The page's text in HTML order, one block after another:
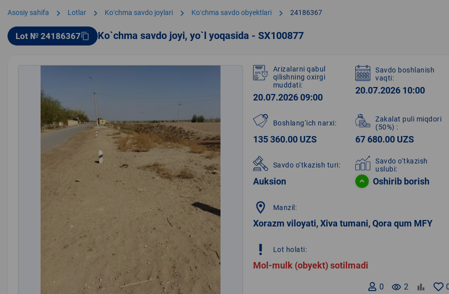
Asosiy sahifa chevron_right Lotlar chevron_right Koʻchma savdo joylari chevron_right Koʻchma savdo obyektlari chevron_right 24186367
Lot № 24186367content_copy Ko`chma savdo joyi, yo`l yoqasida - SX100877
Arizalarni qabul
qilishning oxirgi
muddati:
20.07.2026 09:00
Savdo boshlanish
vaqti:
20.07.2026 10:00
Boshlang‘ich narxi:
135 360.00 UZS
Zakalat puli miqdori
(50%) :
67 680.00 UZS
Savdo o‘tkazish turi:
Auksion
Savdo o‘tkazish
uslubi:
Oshirib borish
location_on Manzil:
Xorazm viloyati, Xiva tumani, Qora qum MFY
priority_high Lot holati:
Mol-mulk (obyekt) sotilmadi
remove_red_eye 2
0